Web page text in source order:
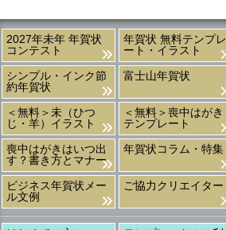
2027年未年 年賀状
コンテスト
年賀状 無料テンプレ
ート・イラスト
シンプル・インク節
約年賀状
富士山年賀状
＜無料＞未（ひつ
じ・羊）イラスト
＜無料＞喪中はがき
テンプレート
喪中はがきはいつ出
す？書き方とマナー
年賀状コラム・特集
ビジネス年賀状メー
ル文例
ご協力クリエイター